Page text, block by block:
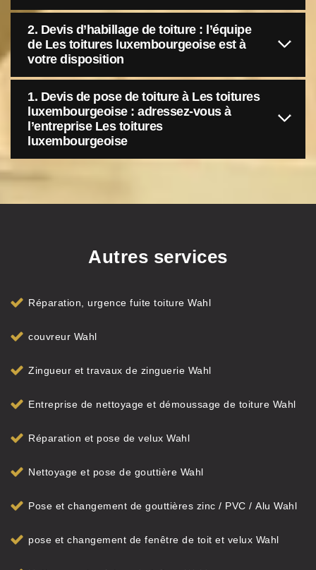
2. Devis d’habillage de toiture : l’équipe
de Les toitures luxembourgeoise est à
votre disposition
1. Devis de pose de toiture à Les toitures
luxembourgeoise : adressez-vous à
l’entreprise Les toitures
luxembourgeoise
Autres services
Réparation, urgence fuite toiture Wahl
couvreur Wahl
Zingueur et travaux de zinguerie Wahl
Entreprise de nettoyage et démoussage de toiture Wahl
Réparation et pose de velux Wahl
Nettoyage et pose de gouttière Wahl
Pose et changement de gouttières zinc / PVC / Alu Wahl
pose et changement de fenêtre de toit et velux Wahl